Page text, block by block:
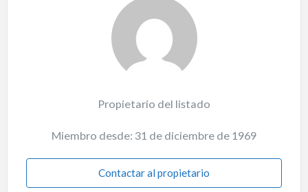
Propietario del listado
Miembro desde: 31 de diciembre de 1969
Contactar al propietario